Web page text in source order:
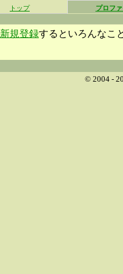
トップ プロフ
新規登録するといろんなこ
© 2004 -